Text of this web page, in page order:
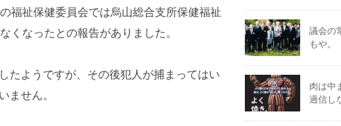
福祉保健委員会では烏山総合支所保健福祉
くなったとの報告がありました。
たようですが、その後犯人が捕まってはい
ません。
議会の
もや。
肉は中
過信し